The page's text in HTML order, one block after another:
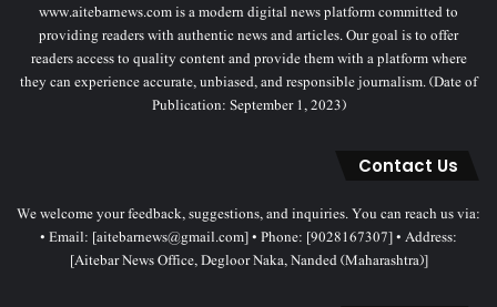
www.aitebarnews.com is a modern digital news platform committed to
providing readers with authentic news and articles. Our goal is to offer
readers access to quality content and provide them with a platform where
they can experience accurate, unbiased, and responsible journalism. (Date of
Publication: September 1, 2023)
Contact Us
We welcome your feedback, suggestions, and inquiries. You can reach us via:
• Email: [aitebarnews@gmail.com] • Phone: [9028167307] • Address:
[Aitebar News Office, Degloor Naka, Nanded (Maharashtra)]